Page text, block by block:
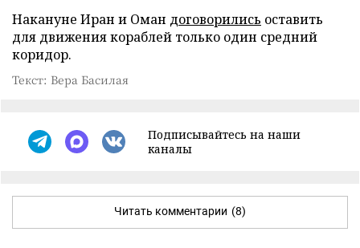
Накануне Иран и Оман договорились оставить
для движения кораблей только один средний
коридор.
Текст: Вера Басилая
Подписывайтесь на наши
каналы
Читать комментарии (8)